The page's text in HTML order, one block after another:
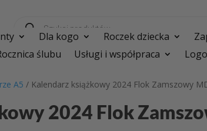
produktów
Dla kogo Roczek dziecka
ślubu Usługi i współpraca
A5 / Kalendarz książkowy 2024 Flok Zamszowy
2024 Flok